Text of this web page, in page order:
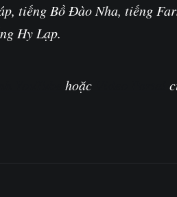
tiếng Bồ Đào Nha, tiếng
Hy Lạp.
hoặc